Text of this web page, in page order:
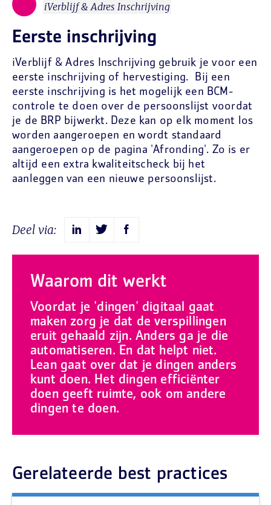
iVerblijf & Adres Inschrijving
Eerste inschrijving
iVerblijf & Adres Inschrijving gebruik je voor een
eerste inschrijving of hervestiging. Bij een
eerste inschrijving is het mogelijk een BCM-
controle te doen over de persoonslijst voordat
je de BRP bijwerkt. Deze kan op elk moment los
worden aangeroepen en wordt standaard
aangeroepen op de pagina 'Afronding'. Zo is er
altijd een extra kwaliteitscheck bij het
aanleggen van een nieuwe persoonslijst.
Deel via:
Waarom dit werkt
Voordat je 'dingen' digitaal gaat
maken zorg je dat de verspillingen
eruit gehaald zijn. Anders ga je die
automatiseren. En dat helpt niet.
Lean gaat over dat je dingen anders
kunt doen. Het dingen efficiënter
doen geeft ruimte, ook om andere
dingen te doen.
Gerelateerde best practices